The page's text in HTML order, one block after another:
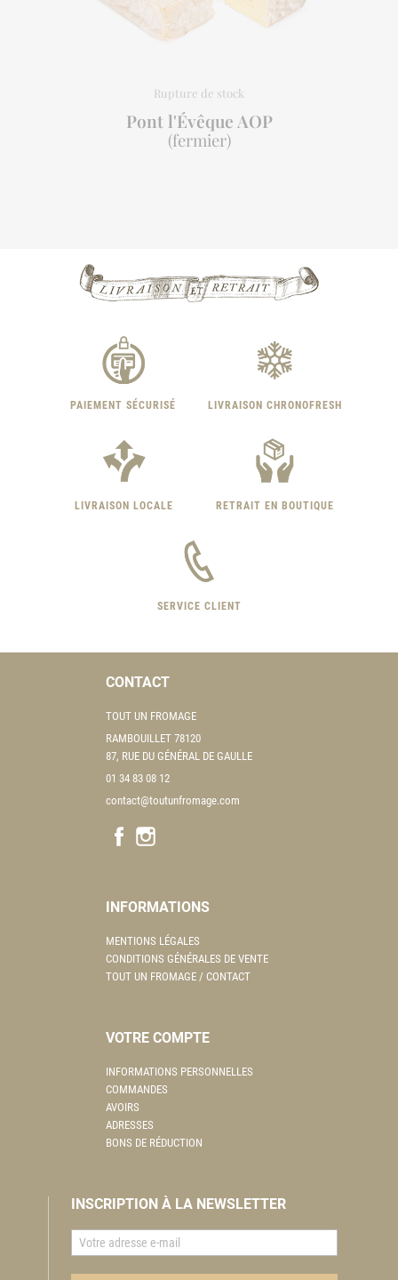
Pont l'Évêque AOP
(fermier)

PAIEMENT SÉCURISÉ LIVRAISON CHRONOFRESH
LIVRAISON LOCALE RETRAIT EN BOUTIQUE
SERVICE CLIENT
CONTACT
TOUT UN FROMAGE
RAMBOUILLET 78120
87, RUE DU GÉNÉRAL DE GAULLE
01 34 83 08 12
contact@toutunfromage.com
INFORMATIONS
MENTIONS LÉGALES
CONDITIONS GÉNÉRALES DE VENTE
TOUT UN FROMAGE / CONTACT
VOTRE COMPTE
INFORMATIONS PERSONNELLES
COMMANDES
AVOIRS
ADRESSES
BONS DE RÉDUCTION
INSCRIPTION À LA NEWSLETTER